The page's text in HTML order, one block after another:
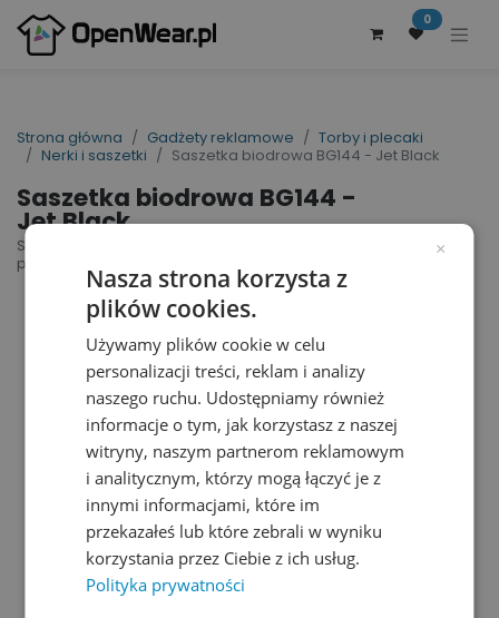
0
Strona główna Gadżety reklamowe
Torby i plecaki
Nerki i saszetki
Saszetka biodrowa BG144 - Jet Black
Saszetka biodrowa BG144 -
Jet Black
Studio Waistpack | nr art.: BG144 | nr art.
producenta: BG144
×
Nasza strona korzysta z
plików cookies.
Używamy plików cookie w celu
personalizacji treści, reklam i analizy
naszego ruchu. Udostępniamy również
informacje o tym, jak korzystasz z naszej
witryny, naszym partnerom reklamowym
i analitycznym, którzy mogą łączyć je z
innymi informacjami, które im
przekazałeś lub które zebrali w wyniku
korzystania przez Ciebie z ich usług.
Polityka prywatności